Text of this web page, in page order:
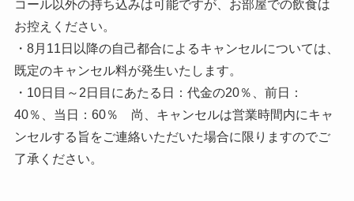
コール以外の持ち込みは可能ですが、お部屋での飲食は
お控えください。
・8月11日以降の自己都合によるキャンセルについては、
既定のキャンセル料が発生いたします。
・10日目～2日目にあたる日：代金の20％、前日：
40％、当日：60％ 尚、キャンセルは営業時間内にキャ
ンセルする旨をご連絡いただいた場合に限りますのでご
了承ください。